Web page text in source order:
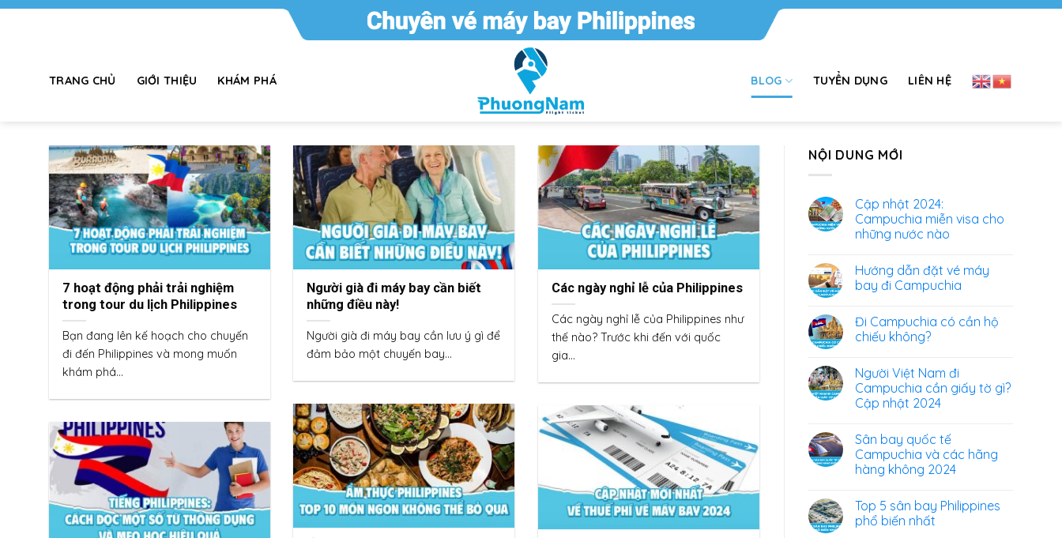
Chuyển
TRANG CHỦ GIỚI THIỆU KHÁM PHÁ BLOG TUYỂN DỤNG LIÊN HỆ
7 hoạt động phải trải nghiệm
trong tour du lịch Philippines
Bạn đang lên kế hoạch cho chuyến
đi đến Philippines và mong muốn
khám phá...
Người già đi máy bay cần biết
những điều này!
Người già đi máy bay cần lưu ý gì để
đảm bảo một chuyến bay...
Các ngày nghỉ lễ của Philippines
Các ngày nghỉ lễ của Philippines như
thế nào? Trước khi đến với quốc
gia...
NỘI DUNG MỚI
Cập nhật 2024:
Campuchia miễn visa cho
những nước nào
Hướng dẫn đặt vé máy
bay đi Campuchia
Đi Campuchia có cần hộ
chiếu không?
Người Việt Nam đi
Campuchia cần giấy tờ gì?
Cập nhật 2024
Sân bay quốc tế
Campuchia và các hãng
hàng không 2024
Top 5 sân bay Philippines
phổ biến nhất